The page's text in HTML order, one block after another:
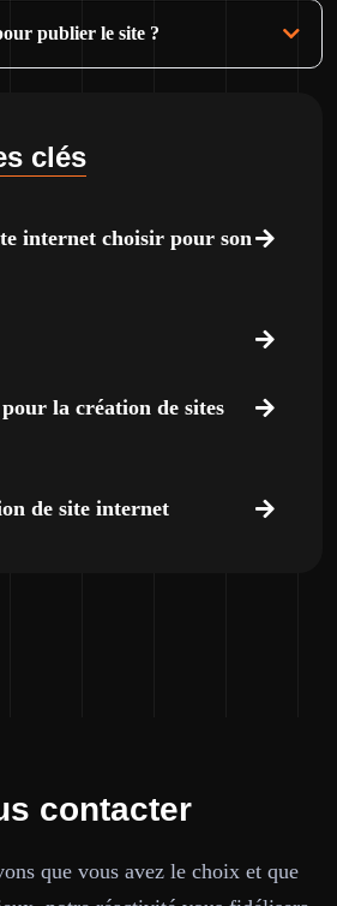
publier le site ?
clés
internet choisir pour son
la création de sites
de site internet
contacter
que vous avez le choix et que